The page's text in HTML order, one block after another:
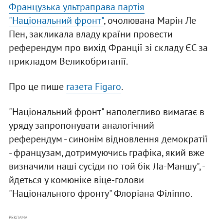
Французька ультраправа партія
"Національний фронт", очолювана Марін Ле
Пен, закликала владу країни провести
референдум про вихід Франції зі складу ЄС за
прикладом Великобританії.
Про це пише газета Figaro.
"Національний фронт" наполегливо вимагає в
уряду запропонувати аналогічний
референдум - синонім відновлення демократії
- французам, дотримуючись графіка, який вже
визначили наші сусіди по той бік Ла-Маншу", -
йдеться у комюніке віце-голови
"Національного фронту" Флоріана Філіппо.
РЕКЛАМА